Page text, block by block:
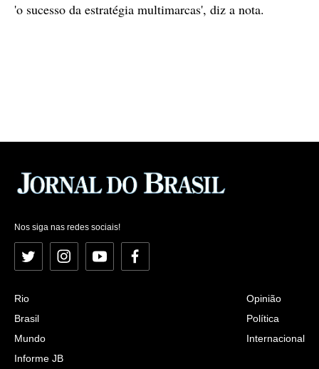
'o sucesso da estratégia multimarcas', diz a nota.
Nos siga nas redes sociais!
Twitter InstagramYouTubeFacebook
Rio
Brasil
Mundo
Informe JB
Opinião
Política
Internacional